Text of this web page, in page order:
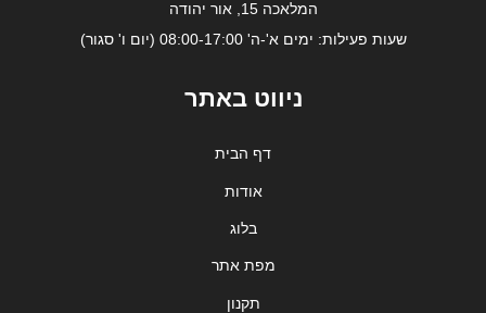
המלאכה 15, אור יהודה
שעות פעילות: ימים א'-ה' 08:00-17:00 (יום ו' סגור)
ניווט באתר
דף הבית
אודות
בלוג
מפת אתר
תקנון